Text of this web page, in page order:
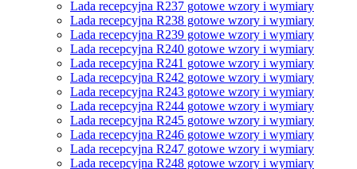
Lada recepcyjna R237 gotowe wzory i wymiary
Lada recepcyjna R238 gotowe wzory i wymiary
Lada recepcyjna R239 gotowe wzory i wymiary
Lada recepcyjna R240 gotowe wzory i wymiary
Lada recepcyjna R241 gotowe wzory i wymiary
Lada recepcyjna R242 gotowe wzory i wymiary
Lada recepcyjna R243 gotowe wzory i wymiary
Lada recepcyjna R244 gotowe wzory i wymiary
Lada recepcyjna R245 gotowe wzory i wymiary
Lada recepcyjna R246 gotowe wzory i wymiary
Lada recepcyjna R247 gotowe wzory i wymiary
Lada recepcyjna R248 gotowe wzory i wymiary